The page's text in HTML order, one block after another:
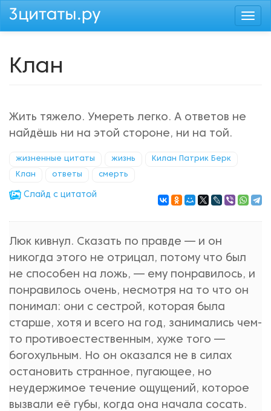
Перейти
Клан
Жить тяжело. Умереть легко. А ответов не
найдёшь ни на этой стороне, ни на той.
жизненные цитаты жизнь Килан Патрик Берк
Клан ответы смерть
Cлайд с цитатой
Люк кивнул. Сказать по правде — и он
никогда этого не отрицал, потому что был
не способен на ложь, — ему понравилось, и
понравилось очень, несмотря на то что он
понимал: они с сестрой, которая была
старше, хотя и всего на год, занимались чем-
то противоестественным, хуже того —
богохульным. Но он оказался не в силах
остановить странное, пугающее, но
неудержимое течение ощущений, которое
вызвали её губы, когда она начала сосать.